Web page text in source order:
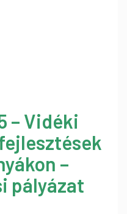
– Vidéki
–
pályázat